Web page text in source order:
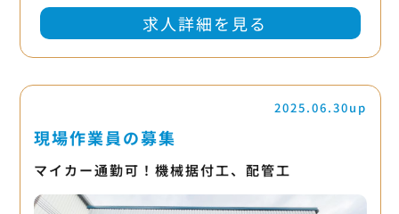
求人詳細を見る
2025.06.30up
現場作業員の募集
マイカー通勤可！機械据付工、配管工